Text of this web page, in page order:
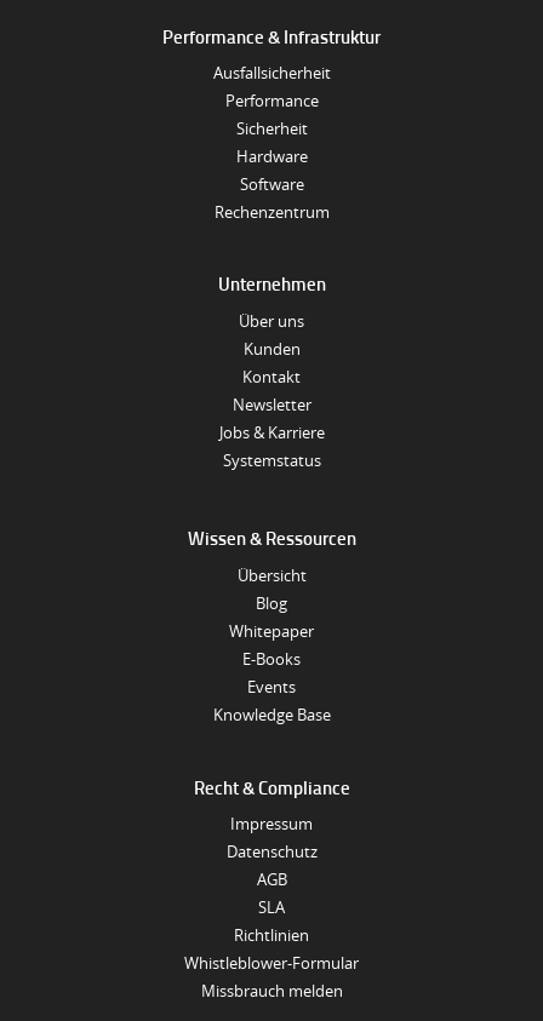
Performance & Infrastruktur
Ausfallsicherheit
Performance
Sicherheit
Hardware
Software
Rechenzentrum
Unternehmen
Über uns
Kunden
Kontakt
Newsletter
Jobs & Karriere
Systemstatus
Wissen & Ressourcen
Übersicht
Blog
Whitepaper
E-Books
Events
Knowledge Base
Recht & Compliance
Impressum
Datenschutz
AGB
SLA
Richtlinien
Whistleblower-Formular
Missbrauch melden